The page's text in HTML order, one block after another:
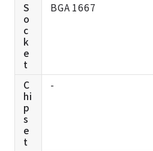
S
o
c
k
e
t
BGA 1667
C
hi
p
s
e
t
-